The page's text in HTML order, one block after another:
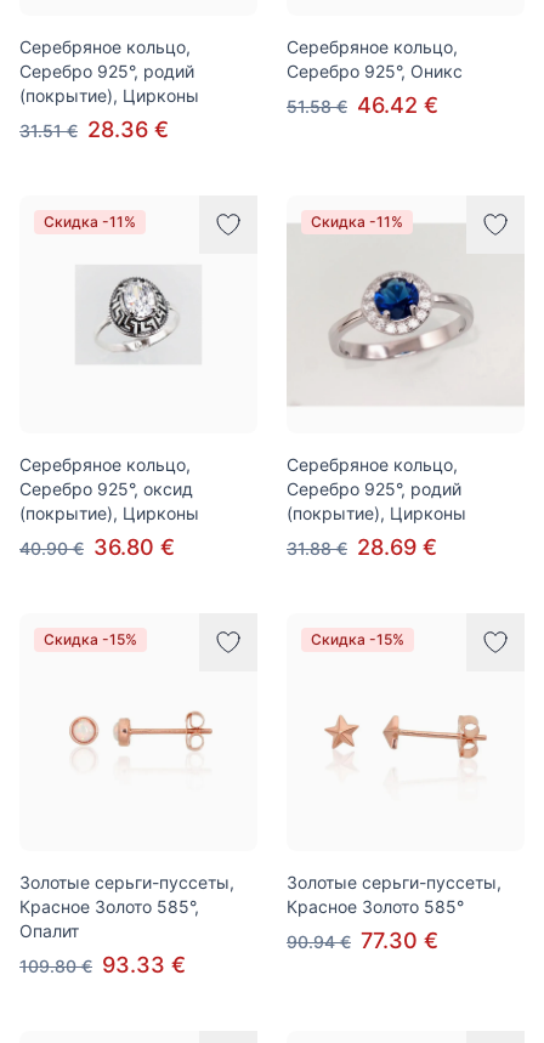
Серебряное кольцо,
Серебро 925°, родий
(покрытие), Цирконы
31.51 € 28.36 €
Серебряное кольцо,
Серебро 925°, Оникс
51.58 € 46.42 €
Скидка -11%
Серебряное кольцо,
Серебро 925°, оксид
(покрытие), Цирконы
40.90 € 36.80 €
Скидка -11%
Серебряное кольцо,
Серебро 925°, родий
(покрытие), Цирконы
31.88 € 28.69 €
Скидка -15%
Золотые серьги-пуссеты,
Красное Золото 585°,
Опалит
109.80 € 93.33 €
Скидка -15%
Золотые серьги-пуссеты,
Красное Золото 585°
90.94 € 77.30 €